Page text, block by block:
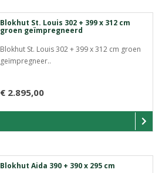
Blokhut St. Louis 302 + 399 x 312 cm
groen geïmpregneerd
Blokhut St. Louis 302 + 399 x 312 cm groen
geïmpregneer..
€ 2.895,00
Blokhut Aida 390 + 390 x 295 cm